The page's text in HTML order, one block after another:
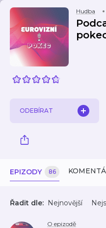
Hudba
ODEBÍRAT
EPIZODY 86
Řadit dle: Nejnovější
O epizodě